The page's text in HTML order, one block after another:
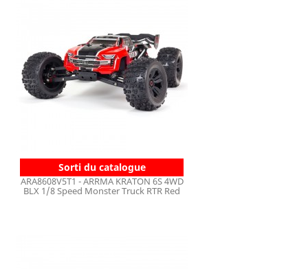
Sorti du catalogue
ARA8608V5T1 - ARRMA KRATON 6S 4WD
BLX 1/8 Speed Monster Truck RTR Red